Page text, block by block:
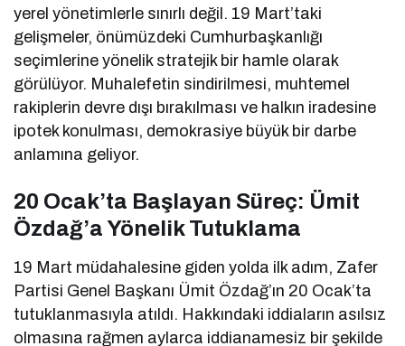
yerel yönetimlerle sınırlı değil. 19 Mart’taki
gelişmeler, önümüzdeki Cumhurbaşkanlığı
seçimlerine yönelik stratejik bir hamle olarak
görülüyor. Muhalefetin sindirilmesi, muhtemel
rakiplerin devre dışı bırakılması ve halkın iradesine
ipotek konulması, demokrasiye büyük bir darbe
anlamına geliyor.
20 Ocak’ta Başlayan Süreç: Ümit
Özdağ’a Yönelik Tutuklama
19 Mart müdahalesine giden yolda ilk adım, Zafer
Partisi Genel Başkanı Ümit Özdağ’ın 20 Ocak’ta
tutuklanmasıyla atıldı. Hakkındaki iddiaların asılsız
olmasına rağmen aylarca iddianamesiz bir şekilde